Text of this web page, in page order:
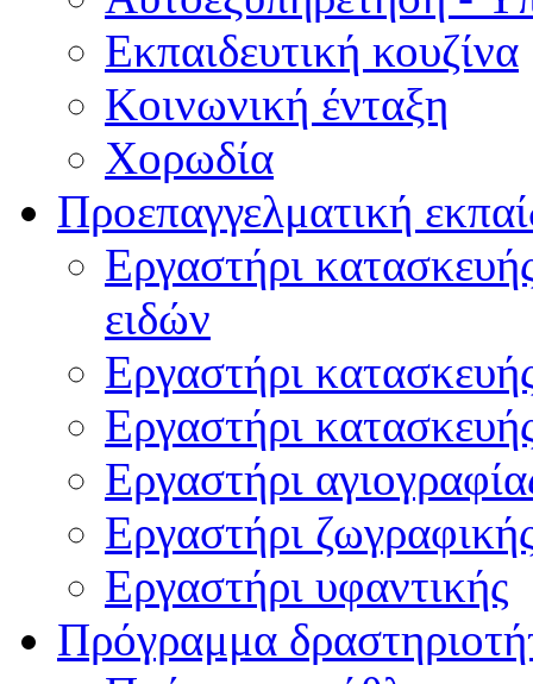
Εκπαιδευτική κουζίνα
Κοινωνική ένταξη
Χορωδία
Προεπαγγελματική
Εργαστήρι
ειδών
Εργαστήρι
Εργαστήρι
Εργαστήρι
Εργαστήρι
Εργαστήρι υφαντικής
Πρόγραμμα